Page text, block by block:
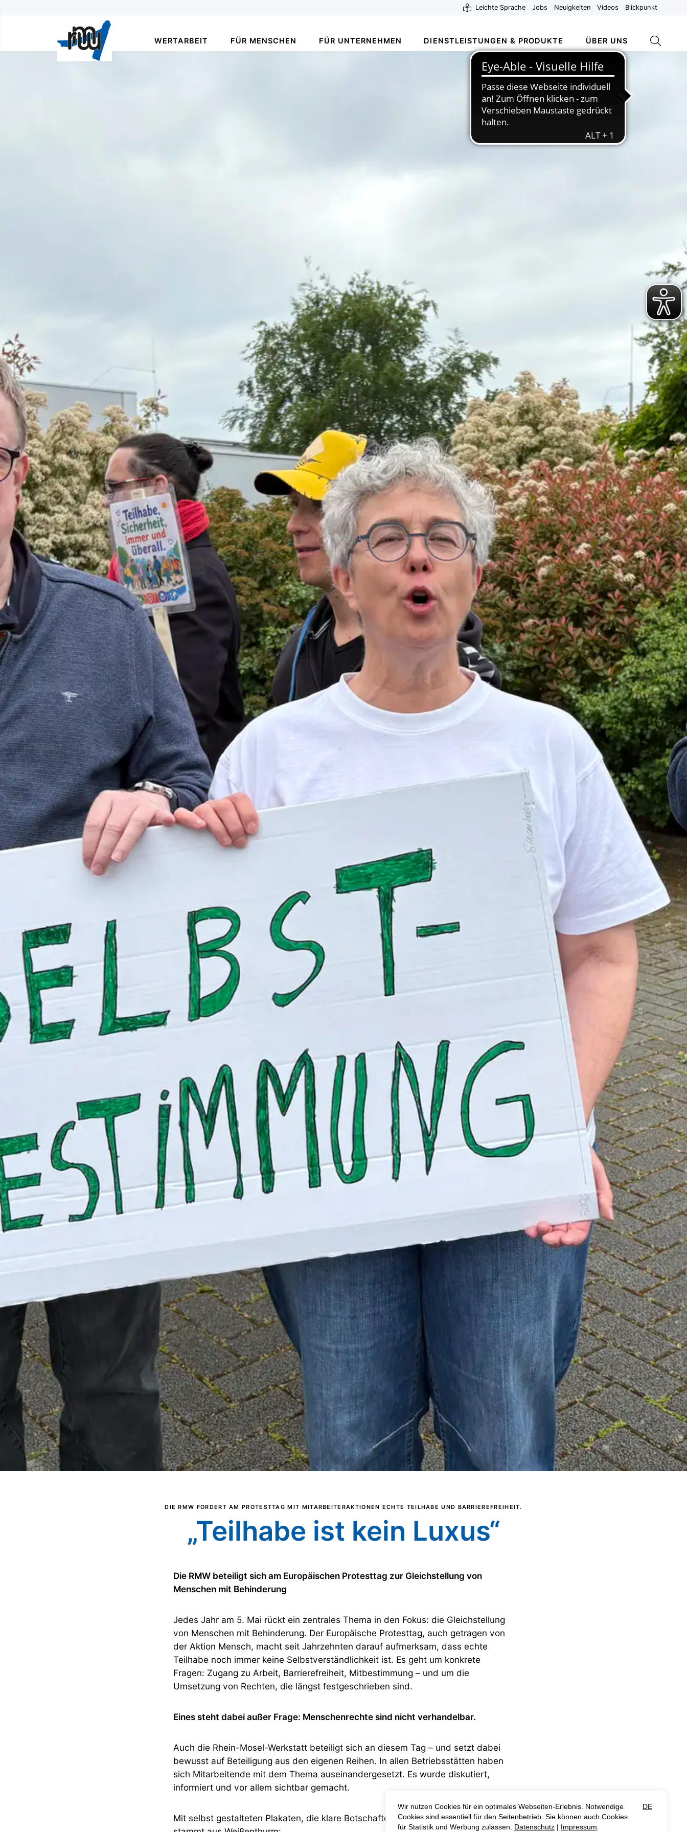
Leichte Sprache Jobs Neuigkeiten Videos Blickpunkt
WERTARBEIT FÜR MENSCHEN FÜR UNTERNEHMEN DIENSTLEISTUNGEN & PRODUKTE ÜBER UNS
„Teilhabe ist kein Luxus“
DIE RMW FORDERT AM PROTESTTAG MIT MITARBEITERAKTIONEN ECHTE TEILHABE UND BARRIEREFREIHEIT.
Die RMW beteiligt sich am Europäischen Protesttag zur Gleichstellung von
Menschen mit Behinderung
Jedes Jahr am 5. Mai rückt ein zentrales Thema in den Fokus: die Gleichstellung
von Menschen mit Behinderung. Der Europäische Protesttag, auch getragen von
der Aktion Mensch, macht seit Jahrzehnten darauf aufmerksam, dass echte
Teilhabe noch immer keine Selbstverständlichkeit ist. Es geht um konkrete
Fragen: Zugang zu Arbeit, Barrierefreiheit, Mitbestimmung – und um die
Umsetzung von Rechten, die längst festgeschrieben sind.
Eines steht dabei außer Frage: Menschenrechte sind nicht verhandelbar.
Auch die Rhein-Mosel-Werkstatt beteiligt sich an diesem Tag – und setzt dabei
bewusst auf Beteiligung aus den eigenen Reihen. In allen Betriebsstätten haben
sich Mitarbeitende mit dem Thema auseinandergesetzt. Es wurde diskutiert,
informiert und vor allem sichtbar gemacht.
Mit selbst gestalteten Plakaten, die klare Botschaften formulieren. Eines davon